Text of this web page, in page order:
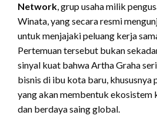
Network, grup usaha milik
Winata, yang secara resmi
untuk menjajaki peluang kerja
Pertemuan tersebut bukan
sinyal kuat bahwa Artha Graha
bisnis di ibu kota baru,
yang akan membentuk ekosistem
dan berdaya saing global.